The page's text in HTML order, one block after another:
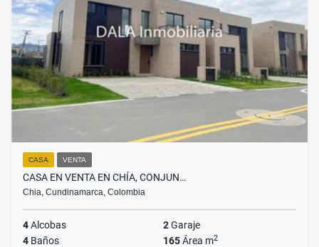
CASA VENTA
CASA EN VENTA EN CHÍA, CONJUN…
Chia, Cundinamarca, Colombia
4Alcobas 2Garaje
4 Baños 165Área m2